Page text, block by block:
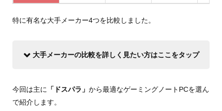
特に有名な大手メーカー4つを比較しました。
大手メーカーの比較を詳しく見たい方はここをタップ
今回は主に 「ドスパラ」 から最適なゲーミングノートPCを選ん
で紹介します。